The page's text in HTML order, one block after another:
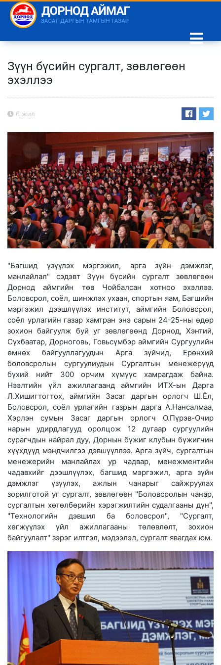
Зүүн бүсийн сургалт, зөвлөгөөн
эхэллээ
6 жил
"Багшид үзүүлэх мэргэжил, арга зүйн дэмжлэг,
манлайлал" сэдэвт Зүүн бүсийн сургалт зөвлөгөөн
Дорнод аймгийн төв Чойбалсан хотноо эхэллээ.
Боловсрол, соёл, шинжлэх ухаан, спортын яам, Багшийн
мэргэжил дээшлүүлэх институт, аймгийн Боловсрол,
соёл урлагийн газар хамтран энэ сарын 24-25-ны өдөр
зохион байгуулж буй уг зөвлөгөөнд Дорнод, Хэнтий,
Сүхбаатар, Дорноговь, Говьсүмбэр аймгийн Сургуулийн
өмнөх байгууллагуудын Арга зүйчид, Ерөнхий
боловсролын сургуулиудын Сургалтын менежерүүд
бүхий нийт 300 орчим хүмүүс хамрагдаж байна.
Нээлтийн үйл ажиллагаанд аймгийн ИТХ-ын Дарга
Л.Хишигтогтох, аймгийн Засаг даргын орлогч Ш.Ёл,
Боловсрол, соёл урлагийн газрын дарга А.Нансалмаа,
Хэрлэн сумын Засаг даргын орлогч О.Пүрэв-Очир
нарын удирдлагууд оролцож 12 дугаар сургуулийн
сурагчдын найрал дуу, Дорнын бүжиг клубын бүжигчин
хүүхдүүд мэндчилгээ дэвшүүллээ. Арга зүйч, сургалтын
менежерийн манлайлах ур чадвар, менежментийн
чадавхийг дээшлүүлэх, багшид мэргэжил, арга зүйн
дэмжлэг үзүүлэх, ажлын чанарыг сайжруулах
зорилготой уг сургалт, зөвлөгөөн "Боловсролын чанар,
сургалтын хөтөлбөрийн хэрэгжилтийн судалгааны дүн",
"Технологийн дэвшил ба боловсрол", "Сургалт,
хөгжүүлэх үйл ажиллагааны төлөвлөлт, зохион
байгуулалт" зэрэг илтгэл, мэдээлэл, сургалт явагдах юм.